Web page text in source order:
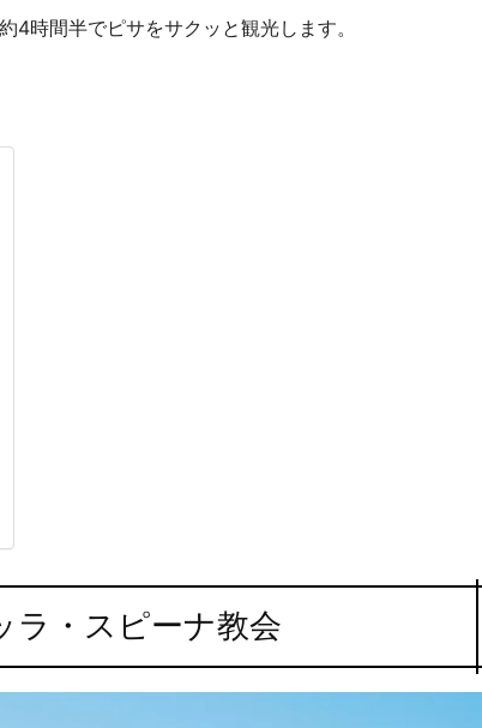
4時間半でピサをサクッと観光します。
ラ・スピーナ教会